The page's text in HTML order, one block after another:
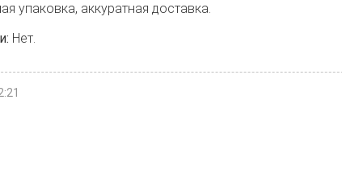
упаковка, аккуратная доставка.
Нет.